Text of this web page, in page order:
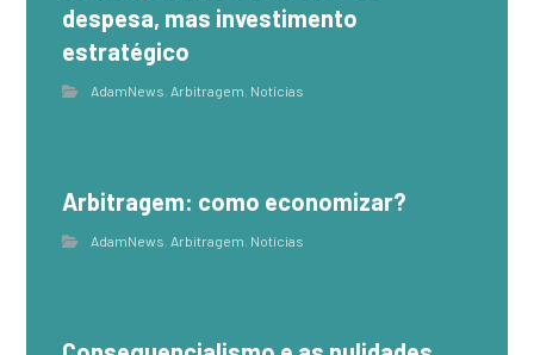
despesa, mas investimento
estratégico
AdamNews, Arbitragem, Notícias
Arbitragem: como economizar?
AdamNews, Arbitragem, Notícias